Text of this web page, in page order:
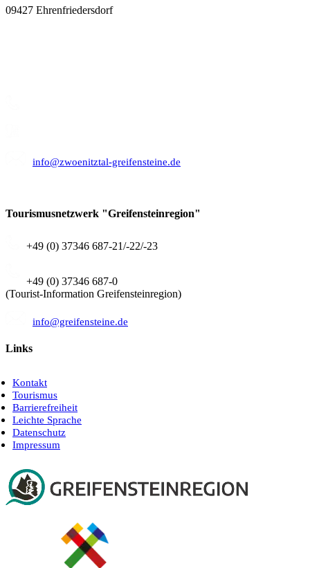
09427 Ehrenfriedersdorf
info@zwoenitztal-greifensteine.de
Tourismusnetzwerk "Greifensteinregion"
+49 (0) 37346 687-21/-22/-23
+49 (0) 37346 687-0
(Tourist-Information Greifensteinregion)
info@greifensteine.de
Links
Kontakt
Tourismus
Barrierefreiheit
Leichte Sprache
Datenschutz
Impressum